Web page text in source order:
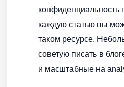
конфиденциальность
каждую статью вы
таком ресурсе.
советую писать в
и масштабные на